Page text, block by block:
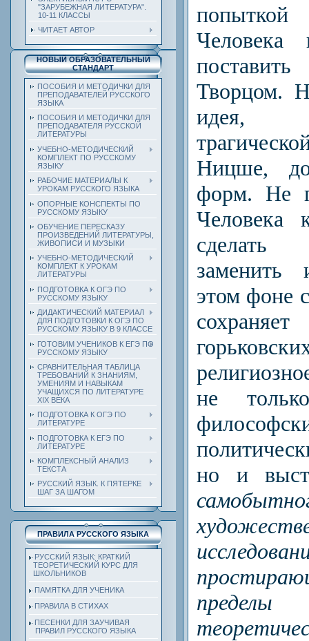
"ЗАРУБЕЖНАЯ ЛИТЕРАТУРА".
10-11 КЛАССЫ
ЧИТАЕТ АВТОР
НОВЫЙ ОБРАЗОВАТЕЛЬНЫЙ
СТАНДАРТ
ПОСОБИЯ И МЕТОДИЧКИ ДЛЯ
ПРЕПОДАВАТЕЛЕЙ РУССКОГО
ЯЗЫКА
ПОСОБИЯ И МЕТОДИЧКИ ДЛЯ
ПРЕПОДАВАТЕЛЯ РУССКОЙ
ЛИТЕРАТУРЫ
УЧЕБНО-МЕТОДИЧЕСКИЙ
КОМПЛЕКТ ПО РУССКОМУ
ЯЗЫКУ
РАБОЧИЕ МАТЕРИАЛЫ К
УРОКАМ РУССКОГО ЯЗЫКА
ОПОРНЫЕ КОНСПЕКТЫ ПО
РУССКОМУ ЯЗЫКУ
ОБУЧЕНИЕ ПЕРЕСКАЗУ
ПРОИЗВЕДЕНИЙ ЛИТЕРАТУРЫ,
ЖИВОПИСИ И МУЗЫКИ
УЧЕБНО-МЕТОДИЧЕСКИЙ
КОМПЛЕКТ К УРОКАМ
ЛИТЕРАТУРЫ
ПОДГОТОВКА К ОГЭ ПО
РУССКОМУ ЯЗЫКУ
ДИДАКТИЧЕСКИЙ МАТЕРИАЛ
ДЛЯ ПОДГОТОВКИ К ОГЭ ПО
РУССКОМУ ЯЗЫКУ В 9 КЛАССЕ
ГОТОВИМ УЧЕНИКОВ К ЕГЭ ПО
РУССКОМУ ЯЗЫКУ
СРАВНИТЕЛЬНАЯ ТАБЛИЦА
ТРЕБОВАНИЙ К ЗНАНИЯМ,
УМЕНИЯМ И НАВЫКАМ
УЧАЩИХСЯ ПО ЛИТЕРАТУРЕ
ХIХ ВЕКА
ПОДГОТОВКА К ОГЭ ПО
ЛИТЕРАТУРЕ
ПОДГОТОВКА К ЕГЭ ПО
ЛИТЕРАТУРЕ
КОМПЛЕКСНЫЙ АНАЛИЗ
ТЕКСТА
РУССКИЙ ЯЗЫК. К ПЯТЕРКЕ
ШАГ ЗА ШАГОМ
ПРАВИЛА РУССКОГО ЯЗЫКА
РУССКИЙ ЯЗЫК: КРАТКИЙ
ТЕОРЕТИЧЕСКИЙ КУРС ДЛЯ
ШКОЛЬНИКОВ
ПАМЯТКА ДЛЯ УЧЕНИКА
ПРАВИЛА В СТИХАХ
ПЕСЕНКИ ДЛЯ ЗАУЧИВАЯ
ПРАВИЛ РУССКОГО ЯЗЫКА
Человека
Творцом.
идея,
Ницше,
форм. Не
Человека
заменить
этом фоне
не
но и
пределы